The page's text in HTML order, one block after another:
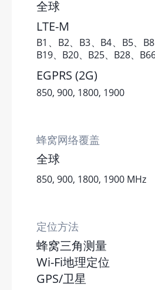
全球
LTE-M
B1、B2、B3、B4、B5、
B19、B20、B25、B28、
EGPRS (2G)
850, 900, 1800, 1900
蜂窝网络覆盖
全球
850, 900, 1800, 1900 MHz
定位方法
蜂窝三角测量
Wi-Fi地理定位
GPS/卫星